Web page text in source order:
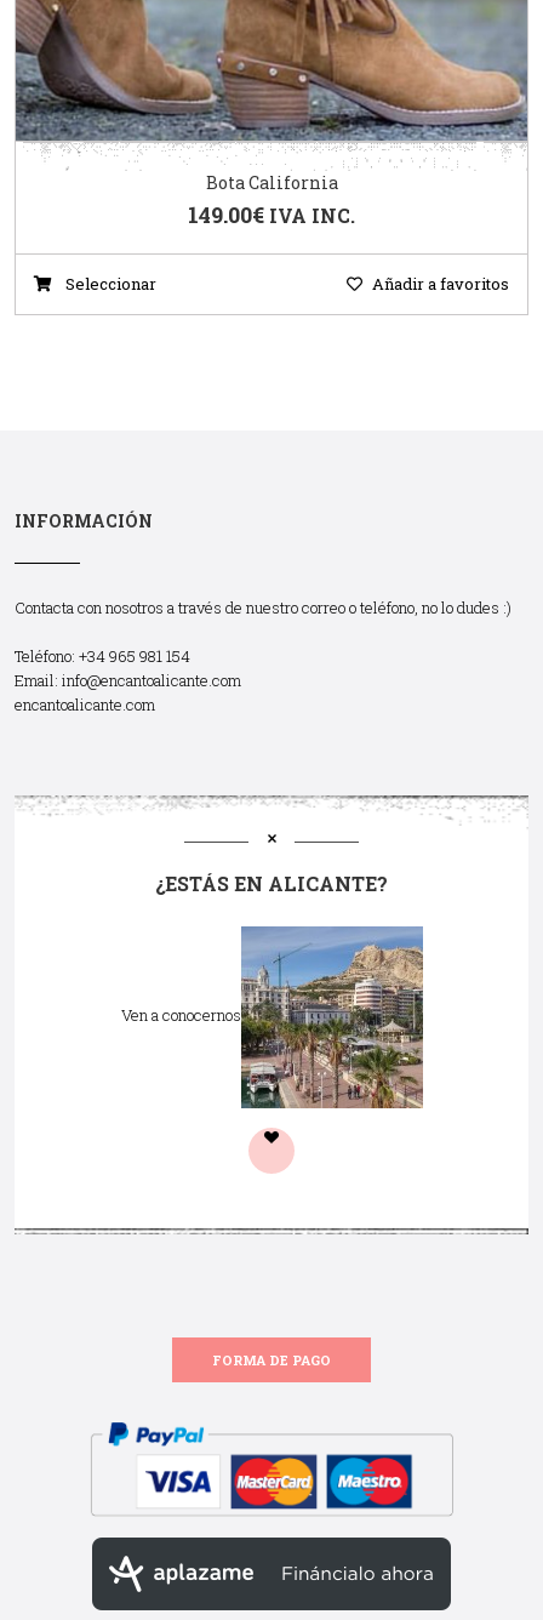
Bota California
149.00€ IVA INC.
Seleccionar Añadir a favoritos
INFORMACIÓN
Contacta con nosotros a través de nuestro correo o teléfono, no lo dudes :)
Teléfono: +34 965 981 154
Email: info@encantoalicante.com
encantoalicante.com
¿ESTÁS EN ALICANTE?
Ven a conocernos
FORMA DE PAGO